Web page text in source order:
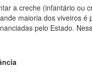
a creche (infantário ou
maioria dos viveiros
pelo Estado.